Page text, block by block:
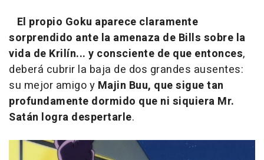
El propio Goku aparece claramente
sorprendido ante la amenaza de Bills sobre la
vida de Krilín... y consciente de que entonces,
deberá cubrir la baja de dos grandes ausentes:
su mejor amigo y Majin Buu, que sigue tan
profundamente dormido que ni siquiera Mr.
Satán logra despertarle.